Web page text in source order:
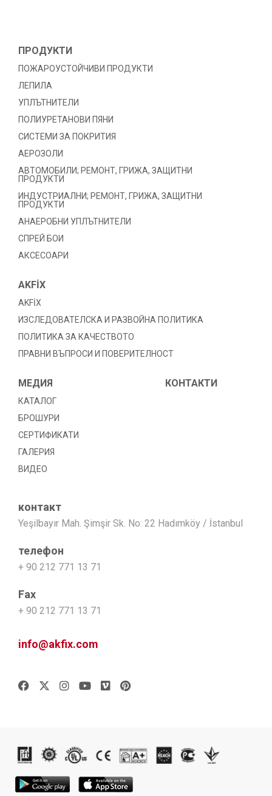
ПРОДУКТИ
ПОЖАРОУСТОЙЧИВИ ПРОДУКТИ
ЛЕПИЛА
УПЛЪТНИТЕЛИ
ПОЛИУРЕТАНОВИ ПЯНИ
СИСТЕМИ ЗА ПОКРИТИЯ
АЕРОЗОЛИ
АВТОМОБИЛИ; РЕМОНТ, ГРИЖА, ЗАЩИТНИ
ПРОДУКТИ
ИНДУСТРИАЛНИ; РЕМОНТ, ГРИЖА, ЗАЩИТНИ
ПРОДУКТИ
АНАЕРОБНИ УПЛЪТНИТЕЛИ
СПРЕЙ БОИ
АКСЕСОАРИ
AKFİX
AKFİX
ИЗСЛЕДОВАТЕЛСКА И РАЗВОЙНА ПОЛИТИКА
ПОЛИТИКА ЗА КАЧЕСТВОТО
ПРАВНИ ВЪПРОСИ И ПОВЕРИТЕЛНОСТ
МЕДИЯ
КАТАЛОГ
БРОШУРИ
СЕРТИФИКАТИ
ГАЛЕРИЯ
ВИДЕО
КОНТАКТИ
контакт
Yeşilbayır Mah. Şimşir Sk. No: 22 Hadımköy / İstanbul
телефон
+ 90 212 771 13 71
Fax
+ 90 212 771 13 71
info@akfix.com